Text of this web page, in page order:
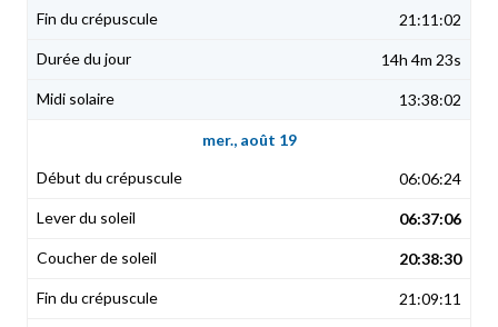
21:11:02
14h 4m 23s
13:38:02
mer., août 19
06:06:24
06:37:06
20:38:30
21:09:11